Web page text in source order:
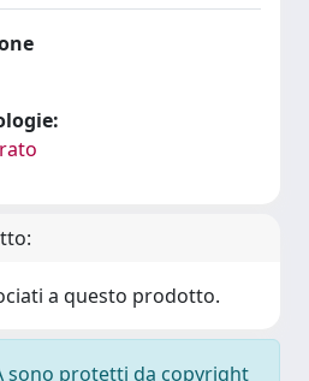
a questo prodotto.
sono protetti da copyright